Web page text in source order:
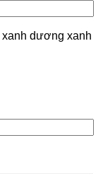
xanh dương xanh